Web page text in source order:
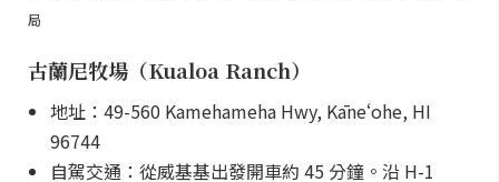
局
古蘭尼牧場（Kualoa Ranch）
地址：49-560 Kamehameha Hwy, Kāneʻohe, HI
96744
自駕交通：從威基基出發開車約 45 分鐘。沿 H-1